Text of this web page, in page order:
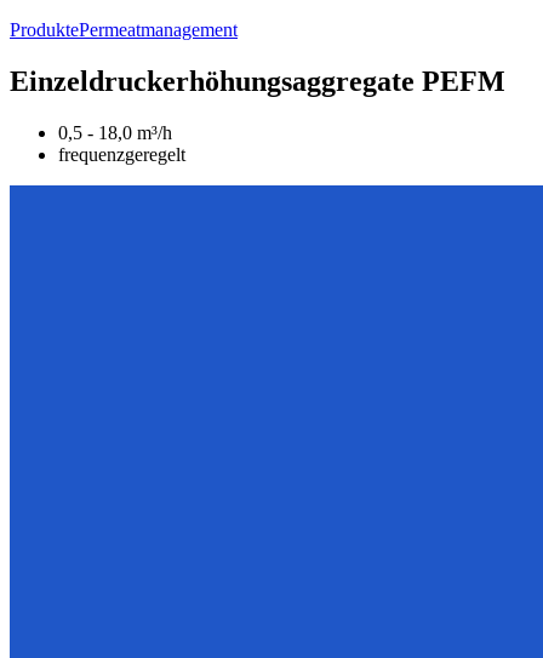
ProduktePermeatmanagement
Einzeldruckerhöhungsaggregate PEFM
0,5 - 18,0 m³/h
frequenzgeregelt